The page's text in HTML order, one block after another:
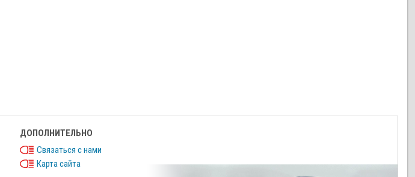
ДОПОЛНИТЕЛЬНО
Связаться с нами
Карта сайта